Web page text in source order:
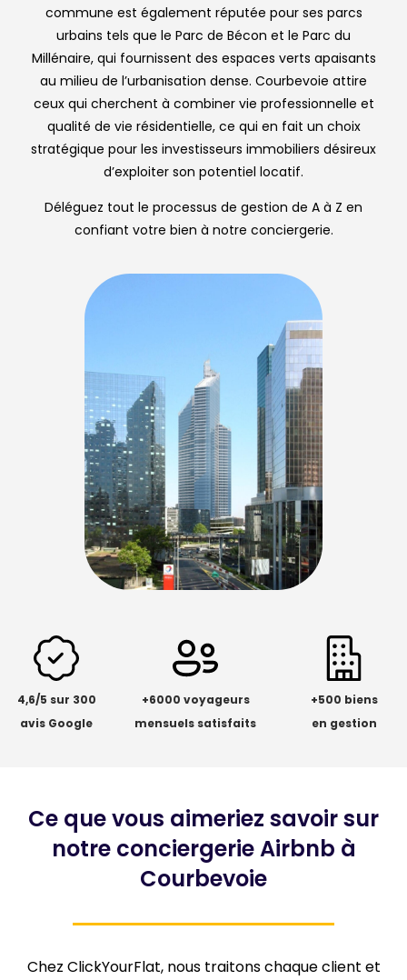
commune est également réputée pour ses parcs
urbains tels que le Parc de Bécon et le Parc du
Millénaire, qui fournissent des espaces verts apaisants
au milieu de l’urbanisation dense. Courbevoie attire
ceux qui cherchent à combiner vie professionnelle et
qualité de vie résidentielle, ce qui en fait un choix
stratégique pour les investisseurs immobiliers désireux
d’exploiter son potentiel locatif.
Déléguez tout le processus de gestion de A à Z en
confiant votre bien à notre conciergerie.
4,6/5 sur 300
avis Google
+6000 voyageurs
mensuels satisfaits
+500 biens
en gestion
Ce que vous aimeriez savoir sur
notre conciergerie Airbnb à
Courbevoie
Chez ClickYourFlat, nous traitons chaque client et